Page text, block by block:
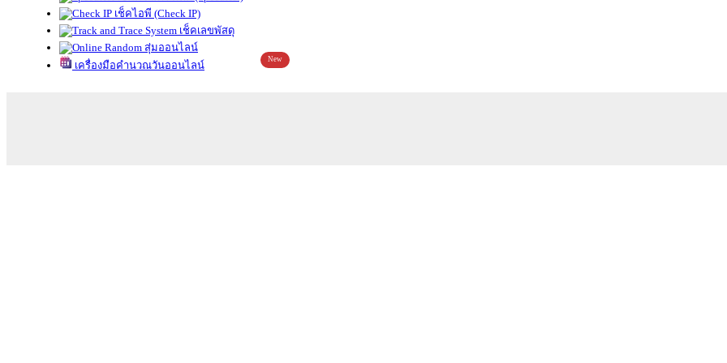
เช็คไอพี (Check IP)
เช็คเลขพัสดุ
สุ่มออนไลน์
เครื่องมือคำนวณวันออนไลน์
New